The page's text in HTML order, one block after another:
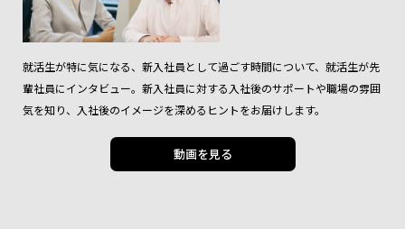
就活生が特に気になる、新入社員として過ごす時間について、就活生が先
輩社員にインタビュー。新入社員に対する入社後のサポートや職場の雰囲
気を知り、入社後のイメージを深めるヒントをお届けします。
動画を見る